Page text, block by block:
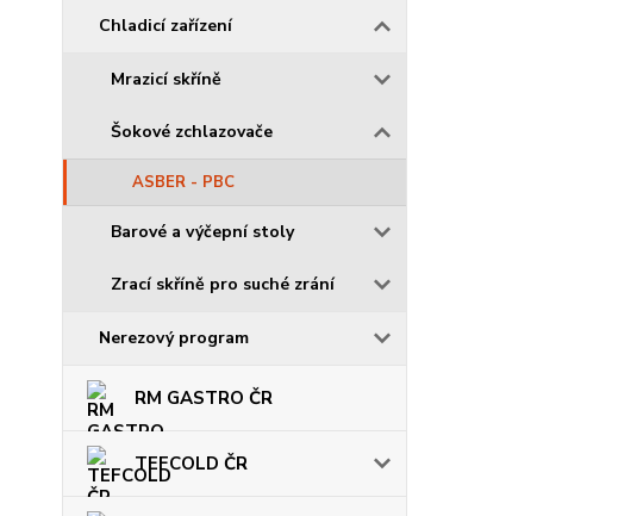
Chladicí zařízení
Mrazicí skříně
Šokové zchlazovače
ASBER - PBC
Barové a výčepní stoly
Zrací skříně pro suché zrání
Nerezový program
RM GASTRO ČR
TEFCOLD ČR